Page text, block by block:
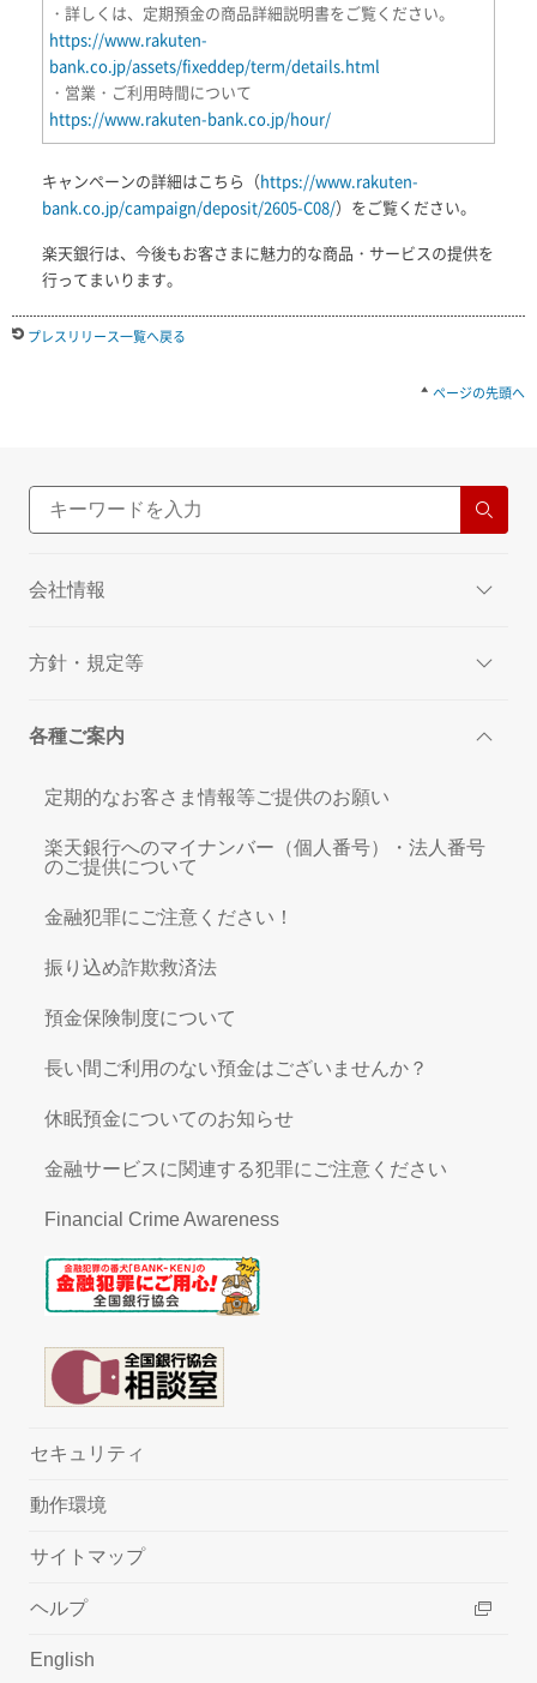
・詳しくは、定期預金の商品詳細説明書をご覧ください。
https://www.rakuten-
bank.co.jp/assets/fixeddep/term/details.html
・営業・ご利用時間について
https://www.rakuten-bank.co.jp/hour/
キャンペーンの詳細はこちら（https://www.rakuten-
bank.co.jp/campaign/deposit/2605-C08/）をご覧ください。
楽天銀行は、今後もお客さまに魅力的な商品・サービスの提供を
行ってまいります。
プレスリリース一覧へ戻る
ページの先頭へ
会社情報
方針・規定等
各種ご案内
定期的なお客さま情報等ご提供のお願い
楽天銀行へのマイナンバー（個人番号）・法人番号
のご提供について
金融犯罪にご注意ください！
振り込め詐欺救済法
預金保険制度について
長い間ご利用のない預金はございませんか？
休眠預金についてのお知らせ
金融サービスに関連する犯罪にご注意ください
Financial Crime Awareness
セキュリティ
動作環境
サイトマップ
ヘルプ
English